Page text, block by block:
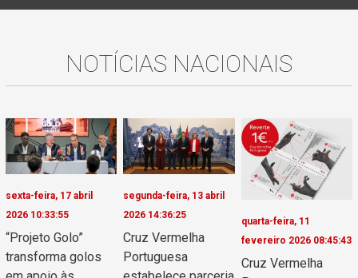
NOTÍCIAS NACIONAIS
sexta-feira, 17 abril
2026 10:33:55
“Projeto Golo”
transforma golos
segunda-feira, 13 abril
2026 14:36:25
Cruz Vermelha
Portuguesa
quarta-feira, 11
fevereiro 2026 08:45:43
Cruz Vermelha